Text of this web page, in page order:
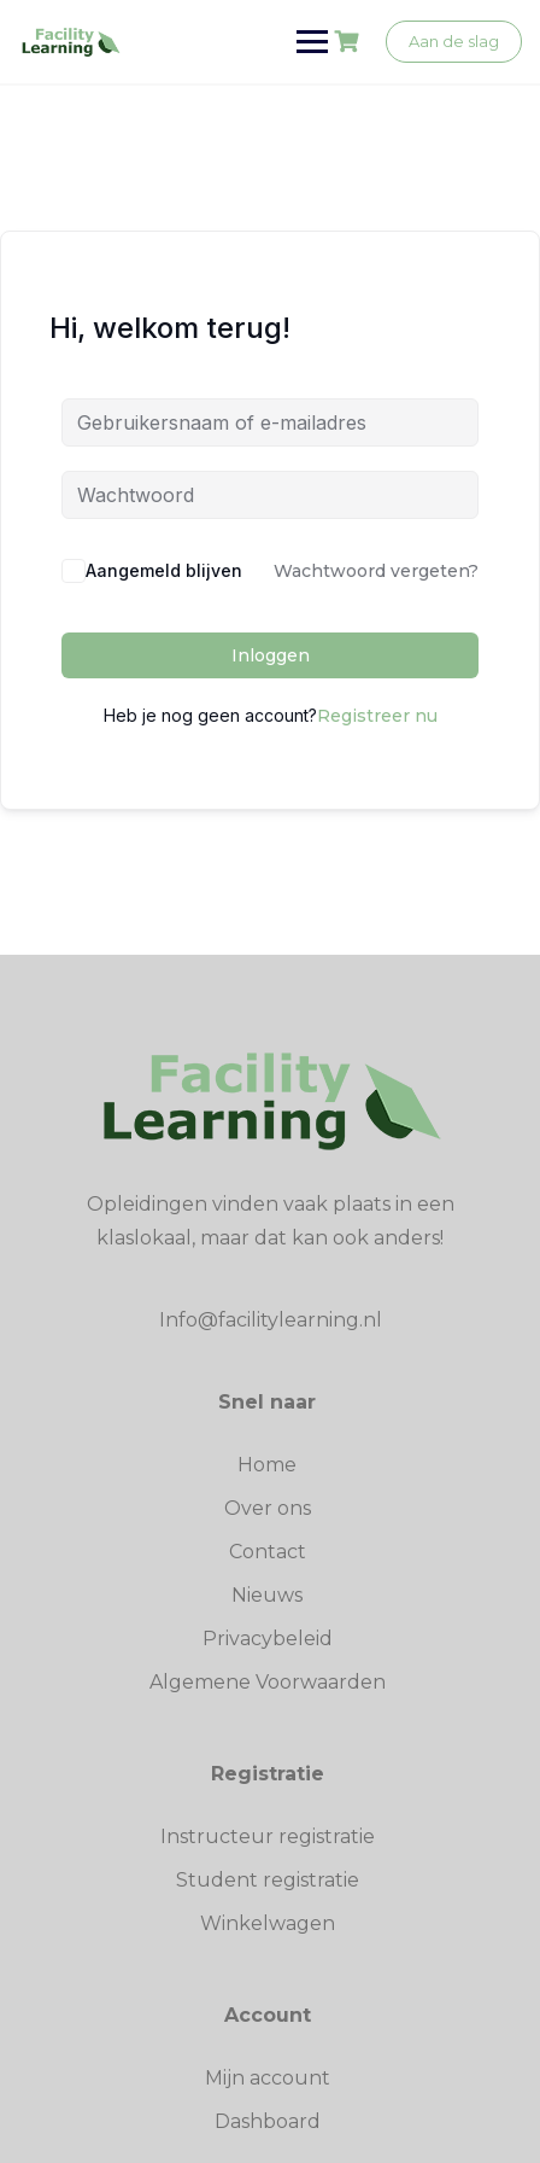
Aan de slag
Hi, welkom terug!
Aangemeld blijven Wachtwoord vergeten?
Inloggen
Heb je nog geen account?Registreer nu
Opleidingen vinden vaak plaats in een
klaslokaal, maar dat kan ook anders!
Info@facilitylearning.nl
Snel naar
Home
Over ons
Contact
Nieuws
Privacybeleid
Algemene Voorwaarden
Registratie
Instructeur registratie
Student registratie
Winkelwagen
Account
Mijn account
Dashboard